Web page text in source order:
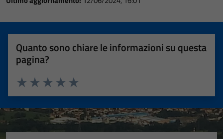
Quanto sono chiare le informazioni su questa
pagina?
Valuta 5 stelle su 5
Valuta 4 stelle su 5
Valuta 3 stelle su 5
Valuta 2 stelle su 5
Valuta 1 stelle su 5